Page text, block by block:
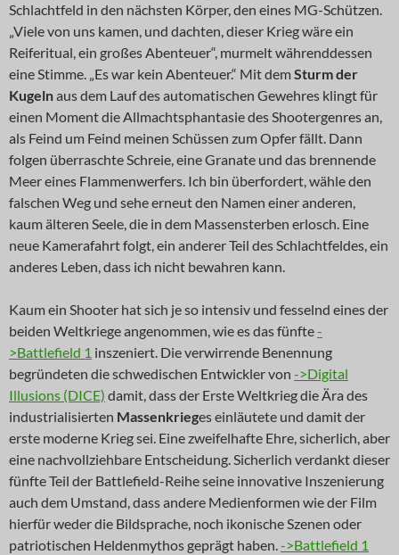
Schlachtfeld in den nächsten Körper, den eines MG-Schützen.
„Viele von uns kamen, und dachten, dieser Krieg wäre ein
Reiferitual, ein großes Abenteuer“, murmelt währenddessen
eine Stimme. „Es war kein Abenteuer.“ Mit demSturm der
Kugelnaus dem Lauf des automatischen Gewehres klingt für
einen Moment die Allmachtsphantasie des Shootergenres an,
als Feind um Feind meinen Schüssen zum Opfer fällt. Dann
folgen überraschte Schreie, eine Granate und das brennende
Meer eines Flammenwerfers. Ich bin überfordert, wähle den
falschen Weg und sehe erneut den Namen einer anderen,
kaum älteren Seele, die in dem Massensterben erlosch. Eine
neue Kamerafahrt folgt, ein anderer Teil des Schlachtfeldes, ein
anderes Leben, dass ich nicht bewahren kann.
Kaum ein Shooter hat sich je so intensiv und fesselnd eines der
beiden Weltkriege angenommen, wie es das fünfte-
>Battlefield 1 inszeniert. Die verwirrende Benennung
begründeten die schwedischen Entwickler von ->Digital
Illusions (DICE) damit, dass der Erste Weltkrieg die Ära des
industrialisierten Massenkrieges einläutete und damit der
erste moderne Krieg sei. Eine zweifelhafte Ehre, sicherlich, aber
eine nachvollziehbare Entscheidung. Sicherlich verdankt dieser
fünfte Teil der Battlefield-Reihe seine innovative Inszenierung
auch dem Umstand, dass andere Medienformen wie der Film
hierfür weder die Bildsprache, noch ikonische Szenen oder
patriotischen Heldenmythos geprägt haben.->Battlefield 1